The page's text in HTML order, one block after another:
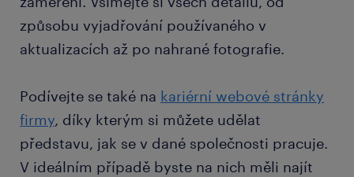
způsobu vyjadřování používaného v
aktualizacích až po nahrané fotografie.
Podívejte se také na kariérní webové stránky
firmy, díky kterým si můžete udělat
představu, jak se v dané společnosti pracuje.
V ideálním případě byste na nich měli najít